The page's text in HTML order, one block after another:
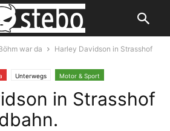
war da
Harley Davidson in Strasshof
Unterwegs Motor & Sport
in Strasshof